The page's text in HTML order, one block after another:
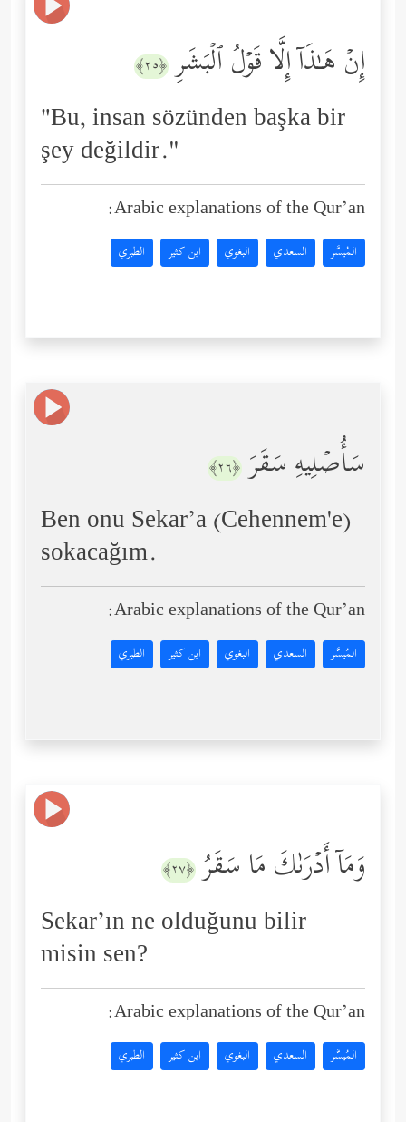
إِنۡ هَـٰذَاۤ إِلَّا قَوۡلُ ٱلۡبَشَرِ ﴿٢٥﴾
"Bu, insan sözünden başka bir
şey değildir.''
Arabic explanations of the Qur’an:
المُيسَّر السعدي البغوي ابن كثير الطبري
سَأُصۡلِیهِ سَقَرَ ﴿٢٦﴾
Ben onu Sekar’a (Cehennem'e)
sokacağım.
Arabic explanations of the Qur’an:
المُيسَّر السعدي البغوي ابن كثير الطبري
وَمَاۤ أَدۡرَىٰكَ مَا سَقَرُ ﴿٢٧﴾
Sekar’ın ne olduğunu bilir
misin sen?
Arabic explanations of the Qur’an:
المُيسَّر السعدي البغوي ابن كثير الطبري